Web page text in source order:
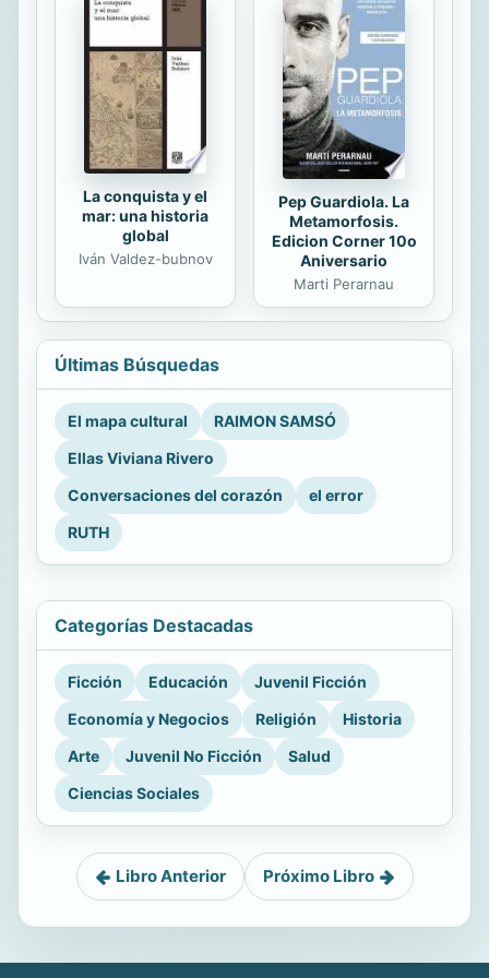
La conquista y el
mar: una historia
global
Iván Valdez-bubnov
Pep Guardiola. La
Metamorfosis.
Edicion Corner 10o
Aniversario
Marti Perarnau
Últimas Búsquedas
El mapa cultural
RAIMON SAMSÓ
Ellas Viviana Rivero
Conversaciones del corazón
el error
RUTH
Categorías Destacadas
Ficción Educación
Juvenil Ficción
Economía y Negocios
Religión
Historia
Arte
Juvenil No Ficción
Salud
Ciencias Sociales
Libro Anterior Próximo Libro